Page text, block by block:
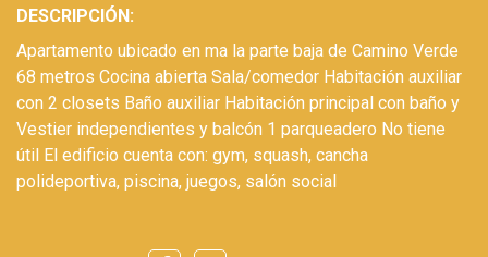
DESCRIPCIÓN:
Apartamento ubicado en ma la parte baja de Camino Verde
68 metros Cocina abierta Sala/comedor Habitación auxiliar
con 2 closets Baño auxiliar Habitación principal con baño y
Vestier independientes y balcón 1 parqueadero No tiene
útil El edificio cuenta con: gym, squash, cancha
polideportiva, piscina, juegos, salón social